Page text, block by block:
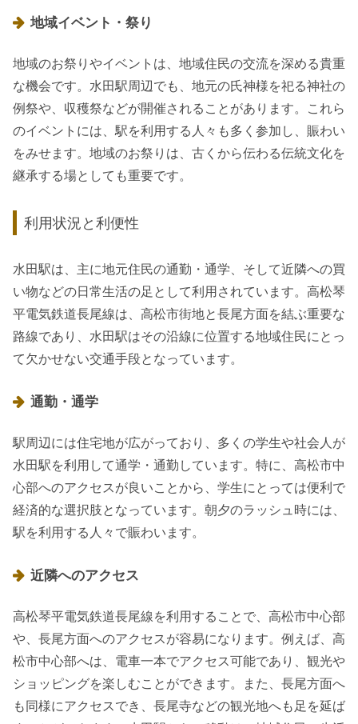
地域イベント・祭り
地域のお祭りやイベントは、地域住民の交流を深める貴重
な機会です。水田駅周辺でも、地元の氏神様を祀る神社の
例祭や、収穫祭などが開催されることがあります。これら
のイベントには、駅を利用する人々も多く参加し、賑わい
をみせます。地域のお祭りは、古くから伝わる伝統文化を
継承する場としても重要です。
利用状況と利便性
水田駅は、主に地元住民の通勤・通学、そして近隣への買
い物などの日常生活の足として利用されています。高松琴
平電気鉄道長尾線は、高松市街地と長尾方面を結ぶ重要な
路線であり、水田駅はその沿線に位置する地域住民にとっ
て欠かせない交通手段となっています。
通勤・通学
駅周辺には住宅地が広がっており、多くの学生や社会人が
水田駅を利用して通学・通勤しています。特に、高松市中
心部へのアクセスが良いことから、学生にとっては便利で
経済的な選択肢となっています。朝夕のラッシュ時には、
駅を利用する人々で賑わいます。
近隣へのアクセス
高松琴平電気鉄道長尾線を利用することで、高松市中心部
や、長尾方面へのアクセスが容易になります。例えば、高
松市中心部へは、電車一本でアクセス可能であり、観光や
ショッピングを楽しむことができます。また、長尾方面へ
も同様にアクセスでき、長尾寺などの観光地へも足を延ば